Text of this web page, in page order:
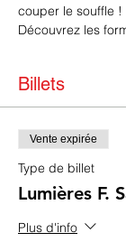
couper le souffle !
Découvrez les
Billets
Vente expirée
Type de billet
Lumières F.
Plus d'info